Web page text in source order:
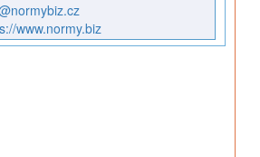
www.normy.biz